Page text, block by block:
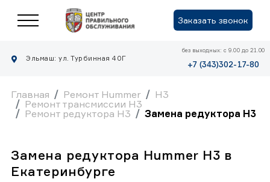
Заказать звонок
Эльмаш: ул. Турбинная 40Г
без выходных: с 9.00 до 21.00
+7 (343)302-17-80
Главная Ремонт Hummer
H3
Ремонт трансмиссии H3
Ремонт редуктора H3
Замена редуктора H3
Замена редуктора Hummer H3 в
Екатеринбурге